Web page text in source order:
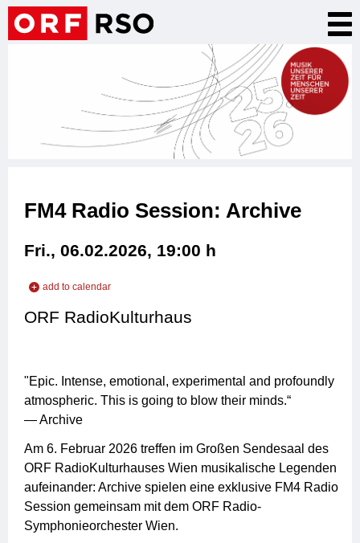
Skip
FM4 Radio Session: Archive
Fri., 06.02.2026, 19:00 h
add to calendar
add to Outlook
ORF RadioKulturhaus
"Epic. Intense, emotional, experimental and profoundly
atmospheric. This is going to blow their minds.“
— Archive
Am 6. Februar 2026 treffen im Großen Sendesaal des
ORF RadioKulturhauses Wien musikalische Legenden
aufeinander: Archive spielen eine exklusive FM4 Radio
Session gemeinsam mit dem ORF Radio-
Symphonieorchester Wien.